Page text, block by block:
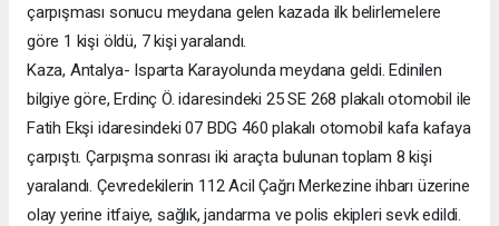
çarpışması sonucu meydana gelen kazada ilk belirlemelere
göre 1 kişi öldü, 7 kişi yaralandı.
Kaza, Antalya- Isparta Karayolunda meydana geldi. Edinilen
bilgiye göre, Erdinç Ö. idaresindeki 25 SE 268 plakalı otomobil ile
Fatih Ekşi idaresindeki 07 BDG 460 plakalı otomobil kafa kafaya
çarpıştı. Çarpışma sonrası iki araçta bulunan toplam 8 kişi
yaralandı. Çevredekilerin 112 Acil Çağrı Merkezine ihbarı üzerine
olay yerine itfaiye, sağlık, jandarma ve polis ekipleri sevk edildi.